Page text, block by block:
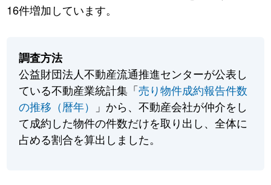
16件増加しています。
調査方法
公益財団法人不動産流通推進センターが公表し
ている不動産業統計集「売り物件成約報告件数
の推移（暦年）
」から、不動産会社が仲介をし
て成約した物件の件数だけを取り出し、全体に
占める割合を算出しました。